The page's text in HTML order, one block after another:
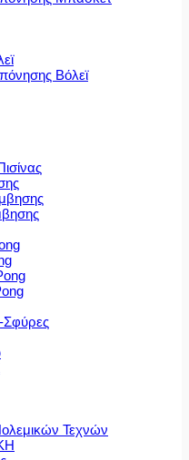
Βόλεϊ
Σφύρες
Τεχνών